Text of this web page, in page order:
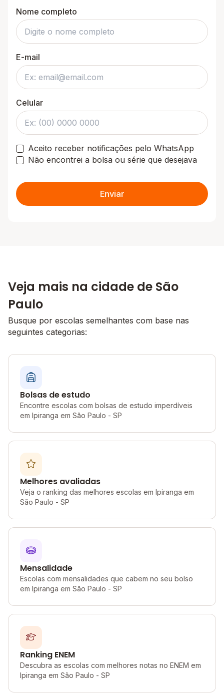
Nome completo
E-mail
Celular
Aceito receber notificações pelo WhatsApp
Não encontrei a bolsa ou série que desejava
Enviar
Veja mais na cidade de São
Paulo
Busque por escolas semelhantes com base nas
seguintes categorias:
Bolsas de estudo
Encontre escolas com bolsas de estudo imperdíveis
em Ipiranga em São Paulo - SP
Melhores avaliadas
Veja o ranking das melhores escolas em Ipiranga em
São Paulo - SP
Mensalidade
Escolas com mensalidades que cabem no seu bolso
em Ipiranga em São Paulo - SP
Ranking ENEM
Descubra as escolas com melhores notas no ENEM em
Ipiranga em São Paulo - SP